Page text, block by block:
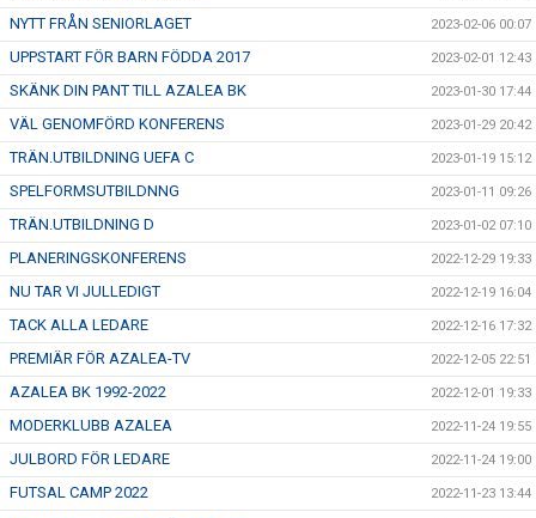
NYTT FRÅN SENIORLAGET 2023-02-06 00:07
UPPSTART FÖR BARN FÖDDA 2017 2023-02-01 12:43
SKÄNK DIN PANT TILL AZALEA BK 2023-01-30 17:44
VÄL GENOMFÖRD KONFERENS 2023-01-29 20:42
TRÄN.UTBILDNING UEFA C 2023-01-19 15:12
SPELFORMSUTBILDNNG 2023-01-11 09:26
TRÄN.UTBILDNING D 2023-01-02 07:10
PLANERINGSKONFERENS 2022-12-29 19:33
NU TAR VI JULLEDIGT 2022-12-19 16:04
TACK ALLA LEDARE 2022-12-16 17:32
PREMIÄR FÖR AZALEA-TV 2022-12-05 22:51
AZALEA BK 1992-2022 2022-12-01 19:33
MODERKLUBB AZALEA 2022-11-24 19:55
JULBORD FÖR LEDARE 2022-11-24 19:00
FUTSAL CAMP 2022 2022-11-23 13:44